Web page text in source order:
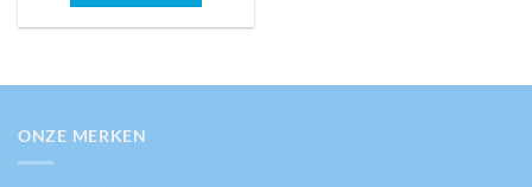
meerdere
Deze
ONZE MERKEN